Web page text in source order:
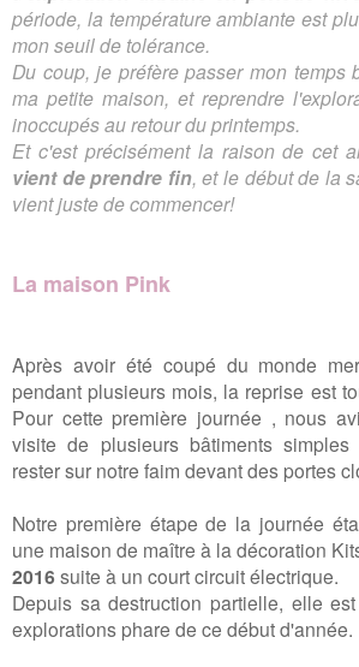
période, la température ambiante est
mon seuil de tolérance.
Du coup, je préfère passer mon temps
ma petite maison, et reprendre
inoccupés au retour du printemps.
Et c'est précisément la raison de cet
vient de prendre fin, et le début de la
vient juste de commencer!
La maison Pink
Après avoir été coupé du monde
pendant plusieurs mois, la reprise est
Pour cette première journée , nous
visite de plusieurs bâtiments
rester sur notre faim devant des portes
Notre première étape de la journée
une maison de maître à la décoration
2016 suite à un court circuit électrique.
Depuis sa destruction partielle, elle
explorations phare de ce début d'année.